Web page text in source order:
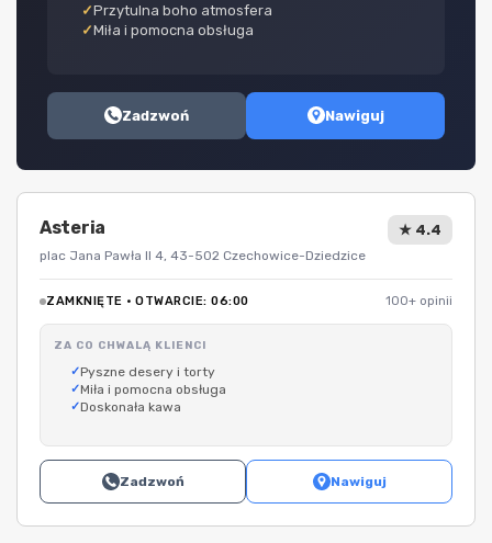
Przytulna boho atmosfera
Miła i pomocna obsługa
Zadzwoń Nawiguj
Asteria
plac Jana Pawła II 4, 43-502 Czechowice-Dziedzice
★ 4.4
ZAMKNIĘTE · OTWARCIE: 06:00 100+ opinii
ZA CO CHWALĄ KLIENCI
Pyszne desery i torty
Miła i pomocna obsługa
Doskonała kawa
Zadzwoń Nawiguj